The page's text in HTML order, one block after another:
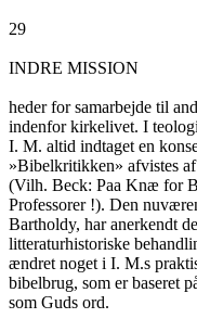
29
INDRE MISSION
heder for samarbejde til
indenfor kirkelivet. I
I. M. altid indtaget en
»Bibelkritikken» afvistes
(Vilh. Beck: Paa Knæ for
Professorer !). Den
Bartholdy, har anerkendt
litteraturhistoriske
ændret noget i I. M.s
bibelbrug, som er baseret
som Guds ord.